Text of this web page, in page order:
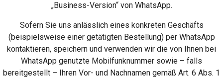
„Business-Version“ von WhatsApp.
Sofern Sie uns anlässlich eines konkreten Geschäfts
(beispielsweise einer getätigten Bestellung) per WhatsApp
kontaktieren, speichern und verwenden wir die von Ihnen bei
WhatsApp genutzte Mobilfunknummer sowie – falls
bereitgestellt – Ihren Vor- und Nachnamen gemäß Art. 6 Abs. 1